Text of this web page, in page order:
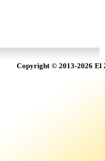
Copyright © 2013-2026 El